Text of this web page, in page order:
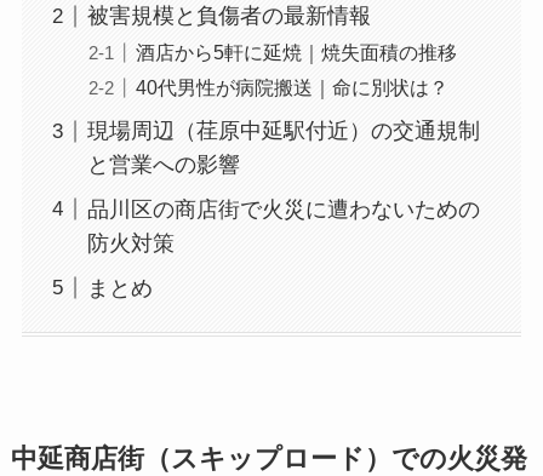
被害規模と負傷者の最新情報
酒店から5軒に延焼｜焼失面積の推移
40代男性が病院搬送｜命に別状は？
現場周辺（荏原中延駅付近）の交通規制
と営業への影響
品川区の商店街で火災に遭わないための
防火対策
まとめ
中延商店街（スキップロード）での火災発